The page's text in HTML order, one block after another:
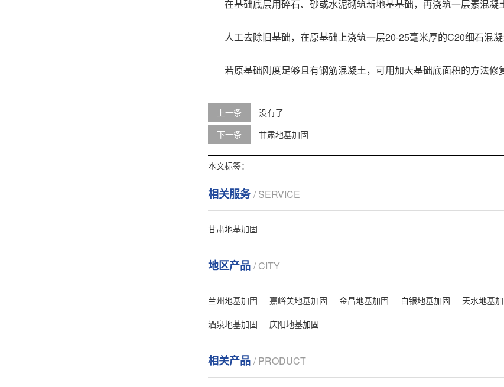
在基础底层用碎石、砂或水泥砌筑新地基基础，再浇筑一层素混凝
人工去除旧基础，在原基础上浇筑一层20-25毫米厚的C20细石混凝
若原基础刚度足够且有钢筋混凝土，可用加大基础底面积的方法修
上一条
没有了
下一条
甘肃地基加固
本文标签：
相关服务/ SERVICE
甘肃地基加固
地区产品 / CITY
兰州地基加固 嘉峪关地基加固 金昌地基加固 白银地基加固 天水地基
酒泉地基加固
庆阳地基加固
相关产品 / PRODUCT